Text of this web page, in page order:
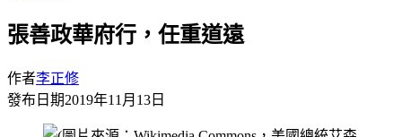
張善政華府行，任重道遠
作者李正修
發布日期2019年11月13日